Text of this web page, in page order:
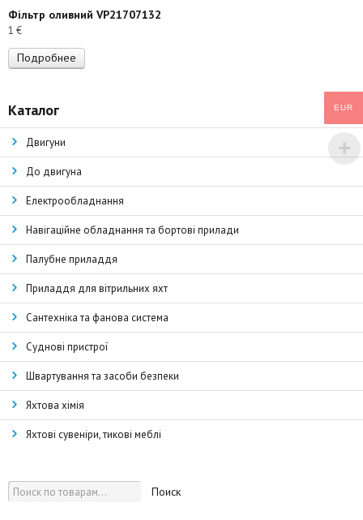
Фільтр оливний VP21707132
1 €
Подробнее
Каталог
Двигуни
До двигуна
Електрообладнання
Навігаційне обладнання та бортові прилади
Палубне приладдя
Приладдя для вітрильних яхт
Сантехніка та фанова система
Суднові пристрої
Швартування та засоби безпеки
Яхтова хімія
Яхтові сувеніри, тикові меблі
Поиск
EUR